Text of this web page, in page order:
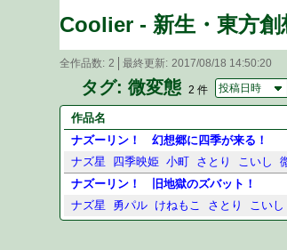
Coolier - 新生・東方創
タグ: 微変態 2 件 投稿日時
全作品数 2 最終更新 2017/08/18 14:50:20
作品名
ナズーリン！ 幻想郷に四季が来る！
ナズ星 四季映姫 小町 さとり こいし
ナズーリン！ 旧地獄のズバット！
ナズ星 勇パル けねもこ さとり こいし